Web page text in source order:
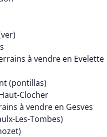
à vendre en Evelette
(pontillas)
Clocher
à vendre en Gesves
Les-Tombes)